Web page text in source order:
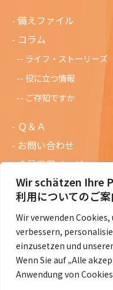
Wir schätzen Ihre
利用についてのご案
Wir verwenden
verbessern,
einzusetzen und
Wenn Sie auf „Alle
Anwendung von
備えファイル
コラム
ライフ・ストーリーズ
役に立つ情報
ご存知ですか
Ｑ＆Ａ
お問い合わせ
会員専用ページ
ニュースレターバック
過去の講演資料
総会議事録
定款・会費規定など
コラムの紹介